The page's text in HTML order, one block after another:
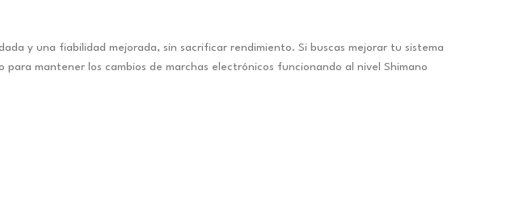
y una fiabilidad mejorada, sin sacrificar rendimiento. Si buscas mejorar tu sistema
mantener los cambios de marchas electrónicos funcionando al nivel Shimano